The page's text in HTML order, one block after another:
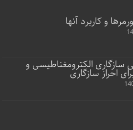
و کاربرد آنها
سازگاری الکترومغناطیسی و
احراز سازگاری